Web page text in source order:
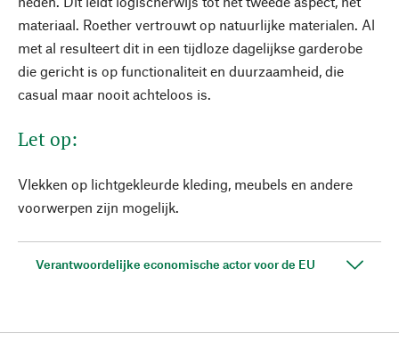
materiaal. Roether vertrouwt op natuurlijke materialen. Al
met al resulteert dit in een tijdloze dagelijkse garderobe
die gericht is op functionaliteit en duurzaamheid, die
casual maar nooit achteloos is.
Let op:
Vlekken op lichtgekleurde kleding, meubels en andere
voorwerpen zijn mogelijk.
Verantwoordelijke economische actor voor de EU